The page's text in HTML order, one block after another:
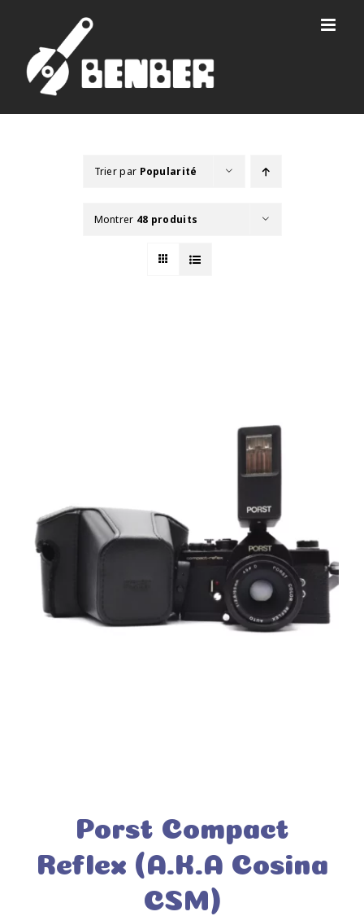
contenu
Trier par Popularité
Montrer 48 produits
Porst Compact
Reflex (A.K.A Cosina
CSM)